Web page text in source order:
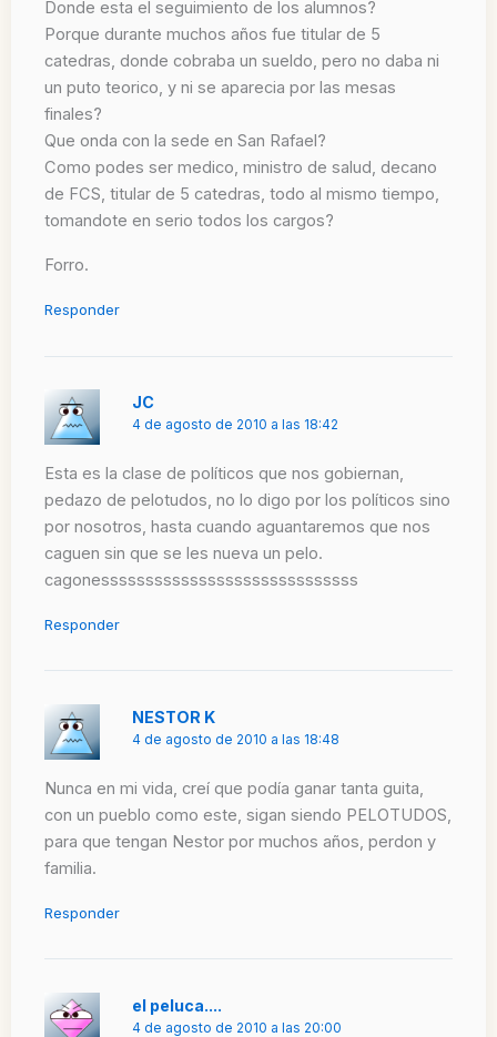
Donde esta el seguimiento de los alumnos?
Porque durante muchos años fue titular de 5
catedras, donde cobraba un sueldo, pero no daba ni
un puto teorico, y ni se aparecia por las mesas
finales?
Que onda con la sede en San Rafael?
Como podes ser medico, ministro de salud, decano
de FCS, titular de 5 catedras, todo al mismo tiempo,
tomandote en serio todos los cargos?
Forro.
Responder
JC
4 de agosto de 2010 a las 18:42
Esta es la clase de políticos que nos gobiernan,
pedazo de pelotudos, no lo digo por los políticos sino
por nosotros, hasta cuando aguantaremos que nos
caguen sin que se les nueva un pelo.
cagonesssssssssssssssssssssssssssss
Responder
NESTOR K
4 de agosto de 2010 a las 18:48
Nunca en mi vida, creí que podía ganar tanta guita,
con un pueblo como este, sigan siendo PELOTUDOS,
para que tengan Nestor por muchos años, perdon y
familia.
Responder
el peluca....
4 de agosto de 2010 a las 20:00